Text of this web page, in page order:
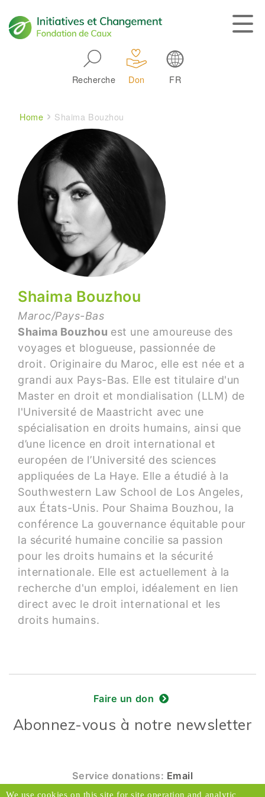
Recherche Don FR
Breadcrumb
Home Shaima Bouzhou
Shaima Bouzhou
Maroc/Pays-Bas
Shaima Bouzhou est une amoureuse des
voyages et blogueuse, passionnée de
droit. Originaire du Maroc, elle est née et a
grandi aux Pays-Bas. Elle est titulaire d'un
Master en droit et mondialisation (LLM) de
l'Université de Maastricht avec une
spécialisation en droits humains, ainsi que
d’une licence en droit international et
européen de l’Université des sciences
appliquées de La Haye. Elle a étudié à la
Southwestern Law School de Los Angeles,
aux États-Unis. Pour Shaima Bouzhou, la
conférence La gouvernance équitable pour
la sécurité humaine concilie sa passion
pour les droits humains et la sécurité
internationale. Elle est actuellement à la
recherche d'un emploi, idéalement en lien
direct avec le droit international et les
droits humains.
Faire un don
Abonnez-vous à notre newsletter
Service donations: Email
We use cookies on this site for site operation and analytic